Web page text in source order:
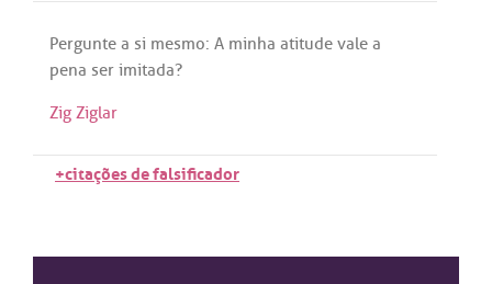
Pergunte a si mesmo: A minha atitude vale a
pena ser imitada?
Zig Ziglar
+citações de falsificador